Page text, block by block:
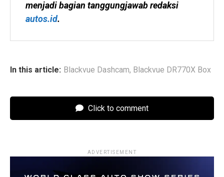
autos.id.
In this article: Blackvue Dashcam, Blackvue DR770X Box
Click to comment
ADVERTISEMENT